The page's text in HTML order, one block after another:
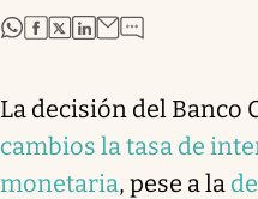
abre en nueva pestaña
abre en nueva pestaña
abre en nueva pestaña
abre en nueva
La decisión del Banco
cambios la tasa de
monetaria, pese a la